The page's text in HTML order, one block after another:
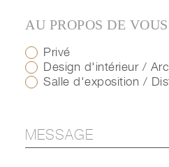
AU PROPOS DE VOUS
Privé
Design d'intérieur /
Salle d'exposition /